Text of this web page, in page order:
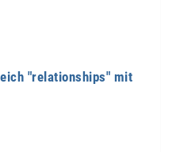
"relationships" mit